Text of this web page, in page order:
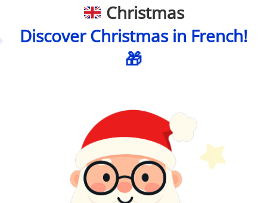
Christmas
Discover Christmas in French!
🎁